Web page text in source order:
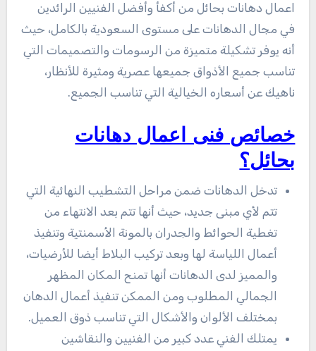
اعمال دهانات بحائل من أكفأ وأفضل الفنيين الرائدين
في مجال الدهانات على مستوى السعودية بالكامل، حيث
أنه يوفر تشكيلة متميزة من الرسومات والتصميمات التي
تناسب جميع الأذواق جميعها عصرية ومثيرة للأنظار،
ناهيك عن أسعاره الخيالية التي تناسب الجميع.
خصائص فنى اعمال دهانات
بحائل؟
تدخل الدهانات ضمن مراحل التشطيب النهائية التي
تتم لأي مبنى جديد، حيث أنها تتم بعد الانتهاء من
تغطية الحوائط والجدران بالمونة الأسمنتية وتنفيذ
أعمال اللياسة لها وبعد تركيب البلاط أيضا للأرضيات،
والمميز لدى الدهانات أنها تمنح المكان المظهر
الجمالي المطلوب ومن الممكن تنفيذ أعمال الدهان
بمختلف الألوان والأشكال التي تناسب ذوق العميل.
يمتلك الفني عدد كبير من الفنيين والنقاشين